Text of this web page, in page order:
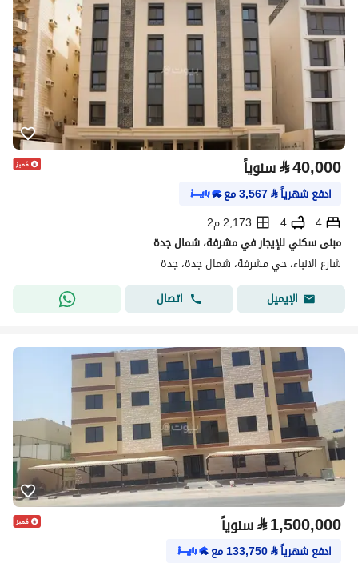
⃁40,000 سنوياً
ادفع شهرياً⃁
3,567مع
4
4
2,173 م2
مبنى سكني للإيجار في مشرفة، شمال جدة
شارع الانباء، حي مشرفة، شمال جدة، جدة
الإيميل
اتصال
⃁1,500,000 سنوياً
ادفع شهرياً⃁
133,750مع